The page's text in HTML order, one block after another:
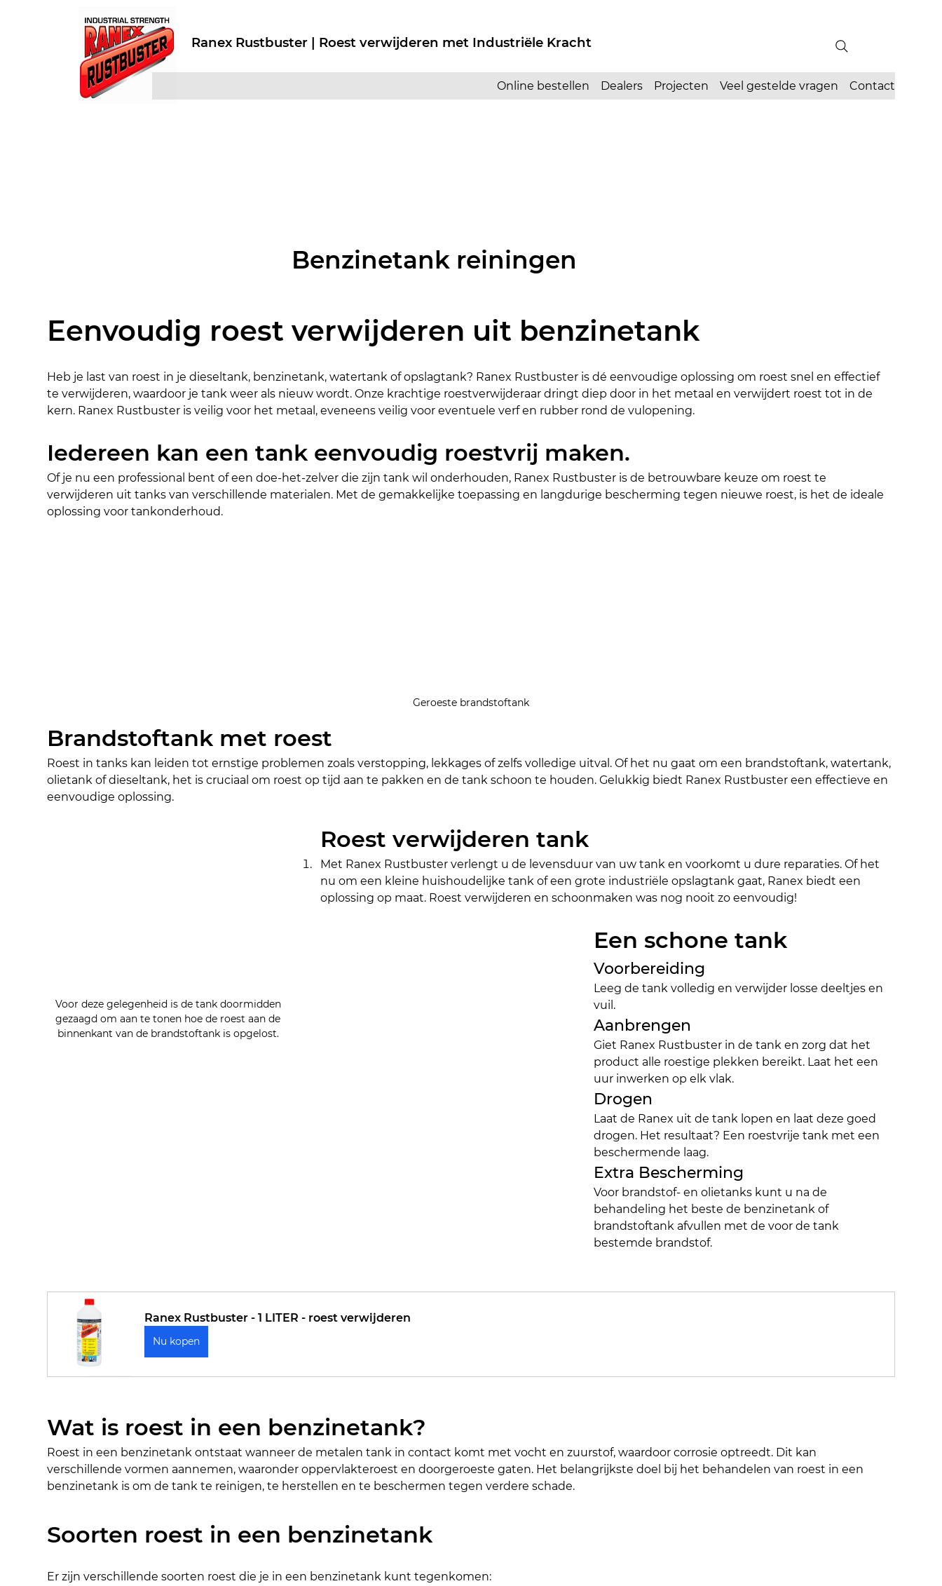
Ranex Rustbuster | Roest verwijderen met Industriële Kracht
Online bestellen Dealers Projecten Veel gestelde vragen Contact
Benzinetank reiningen
Eenvoudig roest verwijderen uit benzinetank
Heb je last van roest in je dieseltank, benzinetank, watertank of opslagtank? Ranex Rustbuster is dé eenvoudige oplossing om roest snel en effectief
te verwijderen, waardoor je tank weer als nieuw wordt. Onze krachtige roestverwijderaar dringt diep door in het metaal en verwijdert roest tot in de
kern. Ranex Rustbuster is veilig voor het metaal, eveneens veilig voor eventuele verf en rubber rond de vulopening.
Iedereen kan een tank eenvoudig roestvrij maken.
Of je nu een professional bent of een doe-het-zelver die zijn tank wil onderhouden, Ranex Rustbuster is de betrouwbare keuze om roest te
verwijderen uit tanks van verschillende materialen. Met de gemakkelijke toepassing en langdurige bescherming tegen nieuwe roest, is het de ideale
oplossing voor tankonderhoud.
Geroeste brandstoftank
Brandstoftank met roest
Roest in tanks kan leiden tot ernstige problemen zoals verstopping, lekkages of zelfs volledige uitval. Of het nu gaat om een brandstoftank, watertank,
olietank of dieseltank, het is cruciaal om roest op tijd aan te pakken en de tank schoon te houden. Gelukkig biedt Ranex Rustbuster een effectieve en
eenvoudige oplossing.
Voor deze gelegenheid is de tank doormidden
gezaagd om aan te tonen hoe de roest aan de
binnenkant van de brandstoftank is opgelost.
Roest verwijderen tank
Met Ranex Rustbuster verlengt u de levensduur van uw tank en voorkomt u dure reparaties. Of het
nu om een kleine huishoudelijke tank of een grote industriële opslagtank gaat, Ranex biedt een
oplossing op maat. Roest verwijderen en schoonmaken was nog nooit zo eenvoudig!
Een schone tank
Voorbereiding
Leeg de tank volledig en verwijder losse deeltjes en
vuil.
Aanbrengen
Giet Ranex Rustbuster in de tank en zorg dat het
product alle roestige plekken bereikt. Laat het een
uur inwerken op elk vlak.
Drogen
Laat de Ranex uit de tank lopen en laat deze goed
drogen. Het resultaat? Een roestvrije tank met een
beschermende laag.
Extra Bescherming
Voor brandstof- en olietanks kunt u na de
behandeling het beste de benzinetank of
brandstoftank afvullen met de voor de tank
bestemde brandstof.
Ranex Rustbuster - 1 LITER - roest verwijderen
Nu kopen
Wat is roest in een benzinetank?
Roest in een benzinetank ontstaat wanneer de metalen tank in contact komt met vocht en zuurstof, waardoor corrosie optreedt. Dit kan
verschillende vormen aannemen, waaronder oppervlakteroest en doorgeroeste gaten. Het belangrijkste doel bij het behandelen van roest in een
benzinetank is om de tank te reinigen, te herstellen en te beschermen tegen verdere schade.
Soorten roest in een benzinetank
Er zijn verschillende soorten roest die je in een benzinetank kunt tegenkomen: